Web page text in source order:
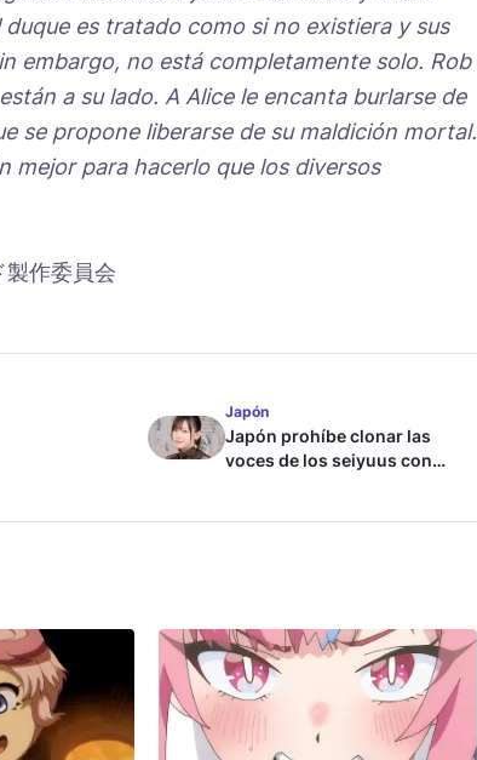
es tratado como si no existiera y sus
embargo, no está completamente solo. Rob
a su lado. A Alice le encanta burlarse de
se propone liberarse de su maldición mortal.
mejor para hacerlo que los diversos
作委員会
Japón
Japón prohíbe clonar las
voces de los seiyuus con